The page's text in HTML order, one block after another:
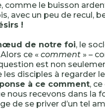
comme le buisson
avec un peu de recul,
!
de notre foi, le
ce « comment » –
est non
disciples à regarder
à ce comment,
nous recevons dans la
de se priver d’un tel